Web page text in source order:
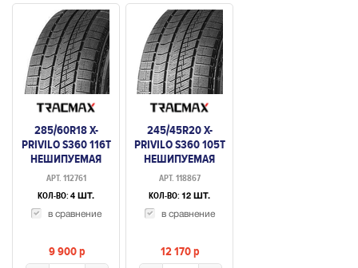
285/60R18 X-
PRIVILO S360 116T
НЕШИПУЕМАЯ
АРТ. 112761
КОЛ-ВО: 4 ШТ.
в сравнение
9 900p
245/45R20 X-
PRIVILO S360 105T
НЕШИПУЕМАЯ
АРТ. 118867
КОЛ-ВО: 12 ШТ.
в сравнение
12 170p